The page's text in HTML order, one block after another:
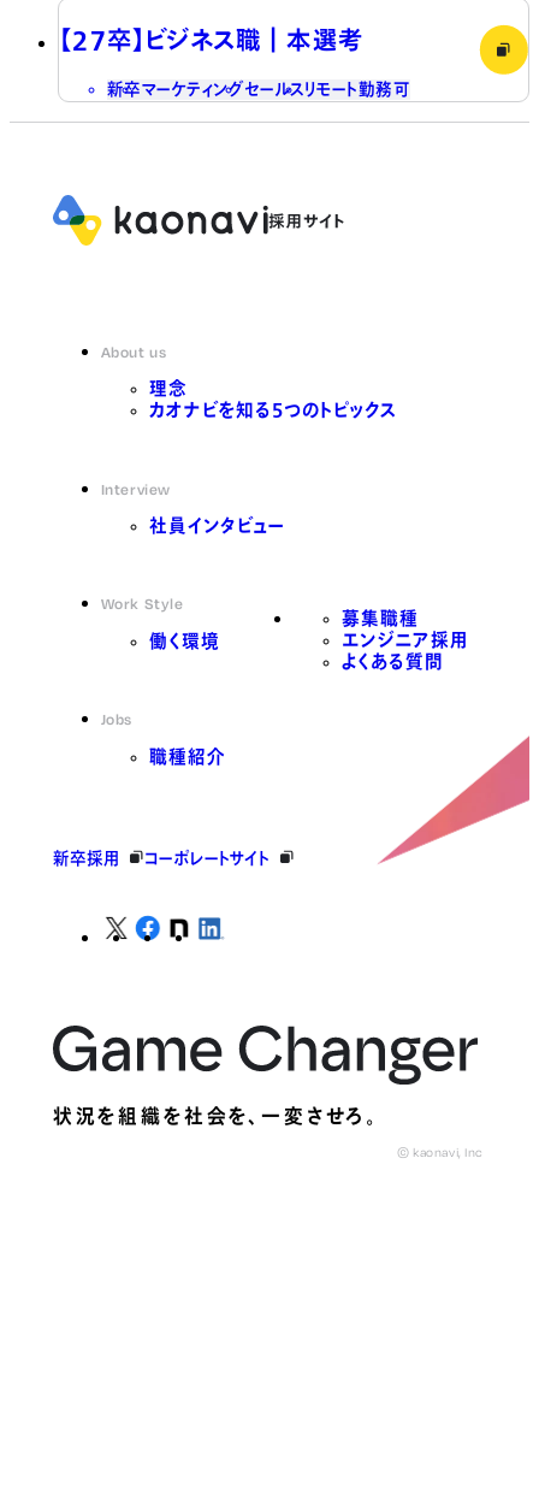
【27卒】ビジネス職┃本選考
新卒マーケティング セールスリモート勤務可
About us
理念
カオナビを知る5つのトピックス
Interview
社員インタビュー
Work Style
働く環境
Jobs
職種紹介
募集職種
エンジニア採用
よくある質問
新卒採用 コーポレートサイト
状況を組織を社会を、一変させろ。
© kaonavi, Inc